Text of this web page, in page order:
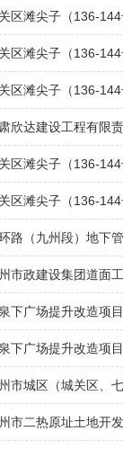
区滩尖子（136-
区滩尖子（136-
区滩尖子（136-
欣达建设工程有限
区滩尖子（136-
区滩尖子（136-
路（九州段）地下
市政建设集团道面
下广场提升改造项
下广场提升改造项
市城区（城关区、
市二热原址土地开